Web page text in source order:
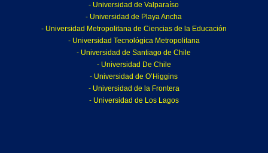
- Universidad de Valparaíso
- Universidad de Playa Ancha
- Universidad Metropolitana de Ciencias de la Educación
- Universidad Tecnológica Metropolitana
- Universidad de Santiago de Chile
- Universidad De Chile
- Universidad de O’Higgins
- Universidad de la Frontera
- Universidad de Los Lagos